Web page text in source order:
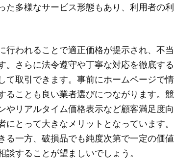
た多様なサービス形態もあり、利用者の利
行われることで適正価格が提示され、不当
。さらに法令遵守や丁寧な対応を徹底する
て取引できます。事前にホームページで情
ることも良い業者選びにつながります。競
やリアルタイム価格表示など顧客満足度向
にとって大きなメリットとなっています。
る一方、破損品でも純度次第で一定の価値
することが望ましいでしょう。